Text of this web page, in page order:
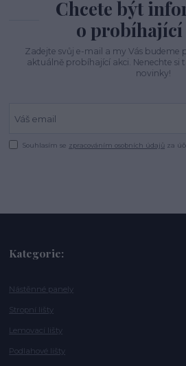
Chcete být
o probíhající
Zadejte svůj e-mail a my Vás budeme
aktuálně probíhající akci. Nenechte si
novinky!
Souhlasím se zpracováním osobních údajů za
Kategorie:
Nástěnné panely
Stropní lišty
Lemovací lišty
Podlahové lišty